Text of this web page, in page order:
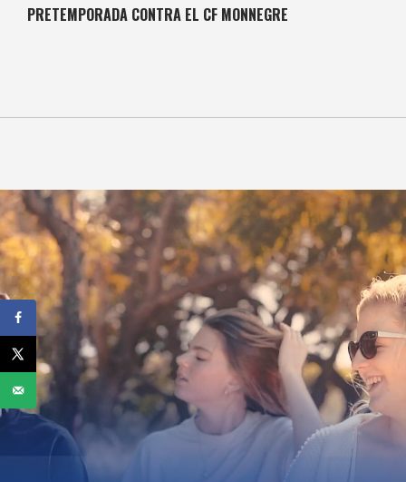
PRETEMPORADA CONTRA EL CF MONNEGRE